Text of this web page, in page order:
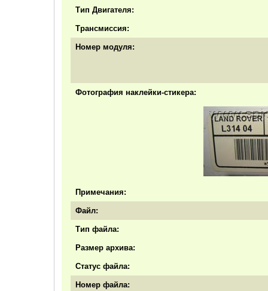
Тип Двигателя:
Трансмиссия:
Номер модуля:
Фотография наклейки-стикера:
Примечания:
Файл:
Тип файла:
Размер архива:
Статус файла:
Номер файла: